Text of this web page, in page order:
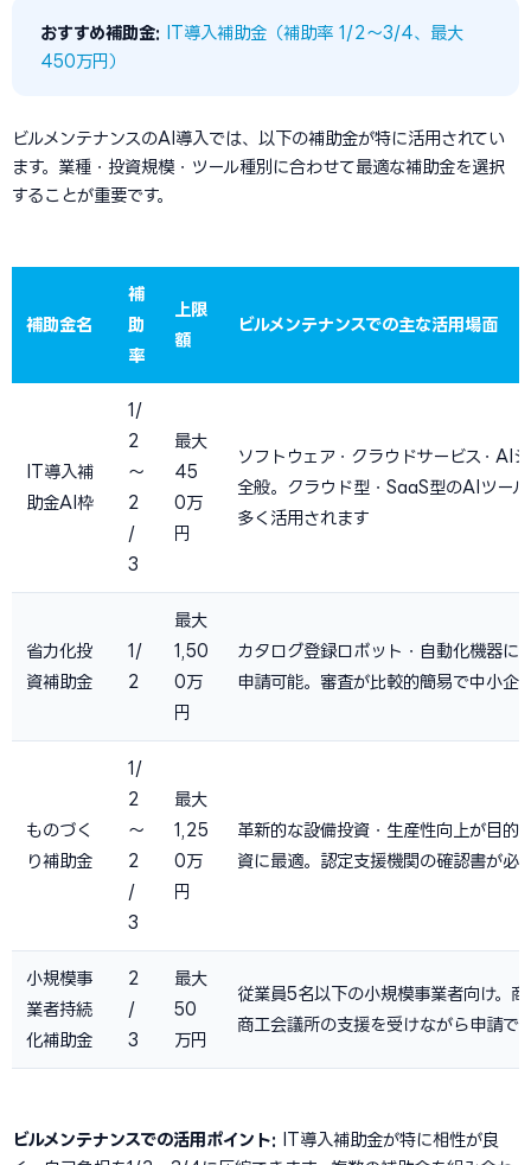
おすすめ補助金: IT導入補助金（補助率 1/2〜3/4、最大
450万円）
ビルメンテナンスのAI導入では、以下の補助金が特に活用されてい
ます。業種・投資規模・ツール種別に合わせて最適な補助金を選択
することが重要です。
補助金名
補
助
率
上限
額
ビルメンテナンスでの主な活用場面
IT導入補
助金AI枠
1/
2
〜
2
/
3
最大
45
0万
円
ソフトウェア・クラウドサービス・AI
全般。クラウド型・SaaS型のAIツー
多く活用されます
省力化投
資補助金
1/
2
最大
1,50
0万
円
カタログ登録ロボット・自動化機器に
申請可能。審査が比較的簡易で中小企
ものづく
り補助金
1/
2
〜
2
/
3
最大
1,25
0万
円
革新的な設備投資・生産性向上が目的
資に最適。認定支援機関の確認書が必
小規模事
業者持続
化補助金
2
/
3
最大
50
万円
従業員5名以下の小規模事業者向け。
商工会議所の支援を受けながら申請で
ビルメンテナンスでの活用ポイント: IT導入補助金が特に相性が良